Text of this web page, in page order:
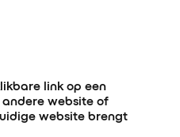
link op een
website of
website brengt